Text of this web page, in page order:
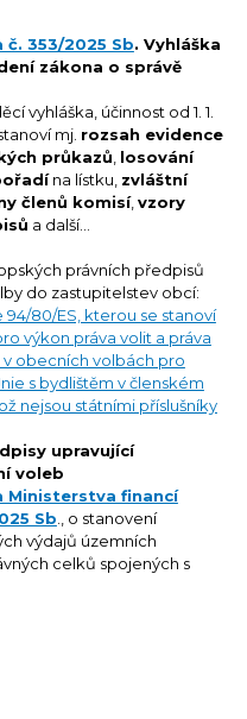
č. 353/2025 Sb. Vyhláška
zákona o správě
vyhláška, účinnost od 1. 1.
mj. rozsah evidence
průkazů losování
na lístku, zvláštní
členů komisí, vzory
a další...
právních předpisů
do zastupitelstev obcí:
94/80/ES, kterou se stanoví
výkon práva volit a práva
v obecních volbách pro
s bydlištěm v členském
nejsou státními příslušníky
upravující
voleb
Ministerstva financí
Sb ., o stanovení
výdajů územních
celků spojených s